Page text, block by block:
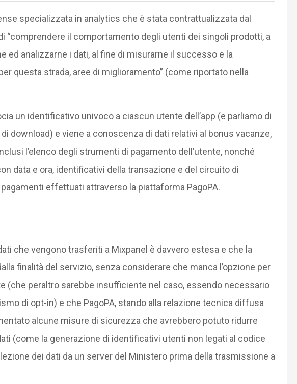
specializzata in analytics che è stata contrattualizzata dal
“comprendere il comportamento degli utenti dei singoli prodotti, a
ed analizzarne i dati, al fine di misurarne il successo e la
questa strada, aree di miglioramento” (come riportato nella
un identificativo univoco a ciascun utente dell’app (e parliamo di
download) e viene a conoscenza di dati relativi al bonus vacanze,
l’elenco degli strumenti di pagamento dell’utente, nonché
data e ora, identificativi della transazione e del circuito di
effettuati attraverso la piattaforma PagoPA.
che vengono trasferiti a Mixpanel è davvero estesa e che la
finalità del servizio, senza considerare che manca l’opzione per
(che peraltro sarebbe insufficiente nel caso, essendo necessario
di opt-in) e che PagoPA, stando alla relazione tecnica diffusa
alcune misure di sicurezza che avrebbero potuto ridurre
(come la generazione di identificativi utenti non legati al codice
dei dati da un server del Ministero prima della trasmissione a